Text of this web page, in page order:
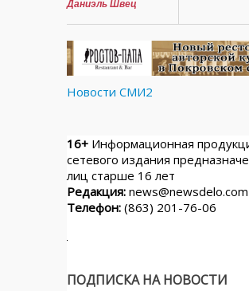
Даниэль Швец
Новости СМИ2
16+ Информационная
сетевого издания
лиц старше 16 лет
Редакция: news@newsdelo.com
Телефон: (863) 201-76-06
ПОДПИСКА НА НОВОСТИ